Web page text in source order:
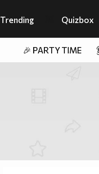
Trending Quizbox
🎉 PARTY TIME